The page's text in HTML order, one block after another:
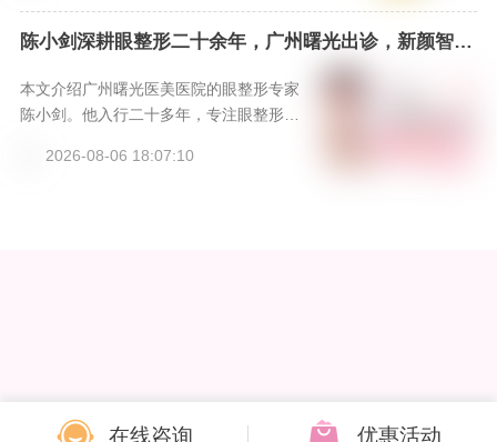
参考，性价比高且有福利；提供三种预约
方式。汪医生技术和经验出色，适合做复
预约。
陈小剑深耕眼整形二十余年，广州曙光出诊，新颜智尚
本文介绍广州曙光医美医院的眼整形专家
陈小剑。他入行二十多年，专注眼整形领
难度眼修复、初眼双眼皮等项目，有三大
2026-08-06 18:07:10
在线咨询 优惠活动